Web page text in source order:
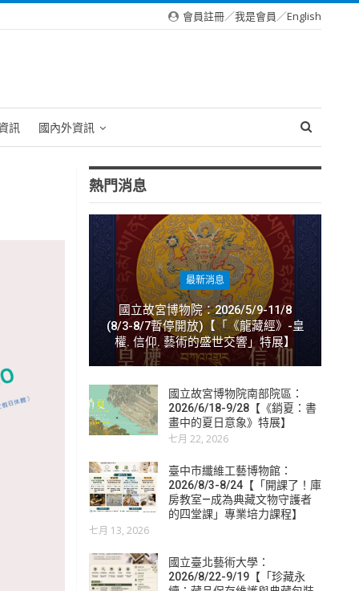
會員註冊／我是會員／English
訊 國內外資訊
熱門消息
最新消息
國立故宮博物院：2026/5/9-11/8
(8/3-8/7暫停開放)【「《龍藏經》-皇
權. 信仰. 藝術的盛世交響」特展】
國立故宮博物院南部院區：
2026/6/18-9/28【《銷夏：書
畫中的夏日意象》特展】
七月 22, 2026
臺中市纖維工藝博物館：
2026/8/3-8/24【「開課了！庫
房教室—成為典藏文物守護者
的四堂課」專業培力課程】
七月 13, 2026
國立臺北藝術大學：
2026/8/22-9/19【「珍藏永